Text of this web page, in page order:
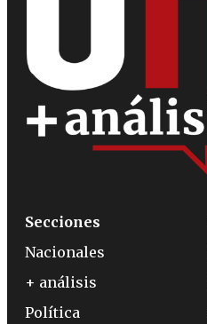
Secciones
Nacionales
+ análisis
Política